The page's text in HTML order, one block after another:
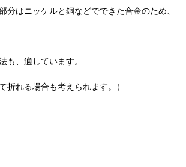
はニッケルと銅などでできた合金のため、
も、適しています。
折れる場合も考えられます。）